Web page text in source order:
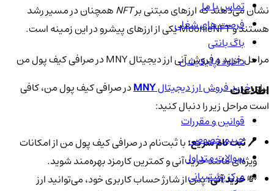
نشان می‌دهند که ارزهای مبتنی برNFTهمچنان در مسیر رشد
هستند و MoonieNFT یکی از ارزهای پیشرو در این زمینه است.
مراحل خرید و فروش آنی ارز دیجیتال MNY در صرافی کیف پول من
برایخرید فروش ارز دیجیتالMNYدر صرافی کیف پول من، کافی
است مراحل زیر را دنبال کنید:
🖊️ثبت نام سریع:با ثبت‌نام در صرافی کیف پول من از امکانات
ویژه‌ای مانند خرید آنی و کمترین کارمزد بهره‌مند شوید.
💸خرید آنی:پس از شارژ حساب کاربری خود، می‌توانید ارز
تماس با ما
فرصت های شغلی
باگ بانتی
دانلود اپلیکیشن
اطلاعات
قوانین و مقررات
حریم خصوصی
سوالات متداول
مرکز پشتیبانی